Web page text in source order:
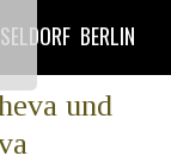
BERLIN
und